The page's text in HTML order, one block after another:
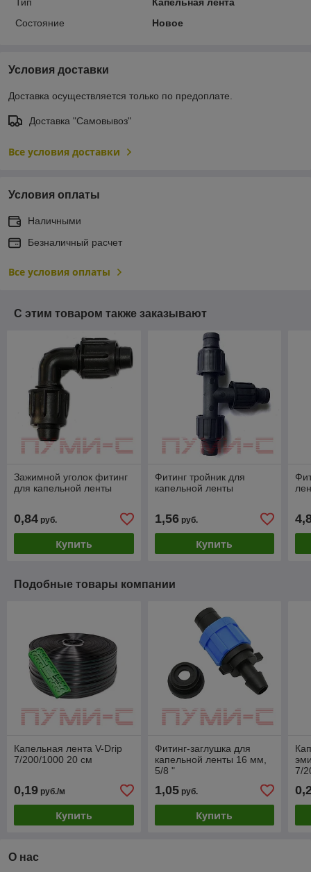
Состояние
Новое
Условия доставки
Доставка осуществляется только по предоплате.
Доставка "Самовывоз"
Все условия доставки
Условия оплаты
Наличными
Безналичный расчет
Все условия оплаты
С этим товаром также заказывают
Зажимной уголок фитинг
для капельной ленты
0,84 руб.
Купить
Фитинг тройник для
капельной ленты
1,56руб.
Купить
Подобные товары компании
Капельная лента V-Drip
7/200/1000 20 см
0,19 руб./м
Купить
Фитинг-заглушка для
капельной ленты 16 мм,
5/8 "
1,05руб.
Купить
7/
О нас